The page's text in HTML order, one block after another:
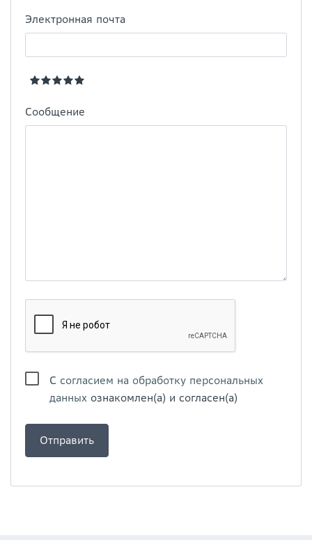
Электронная почта
Сообщение
С согласием на обработку персональных
данных ознакомлен(а) и согласен(а)